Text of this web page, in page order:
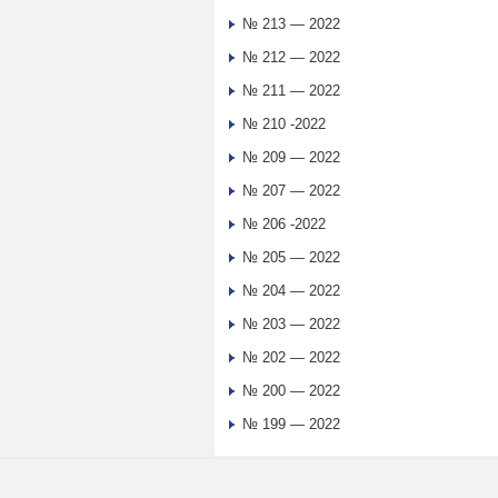
№ 213 — 2022
№ 212 — 2022
№ 211 — 2022
№ 210 -2022
№ 209 — 2022
№ 207 — 2022
№ 206 -2022
№ 205 — 2022
№ 204 — 2022
№ 203 — 2022
№ 202 — 2022
№ 200 — 2022
№ 199 — 2022